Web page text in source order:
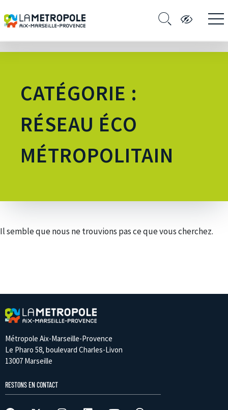
CATÉGORIE :
RÉSEAU ÉCO
MÉTROPOLITAIN
Il semble que nous ne trouvions pas ce que vous cherchez.
Métropole Aix-Marseille-Provence
Le Pharo 58, boulevard Charles-Livon
13007 Marseille
RESTONS EN CONTACT